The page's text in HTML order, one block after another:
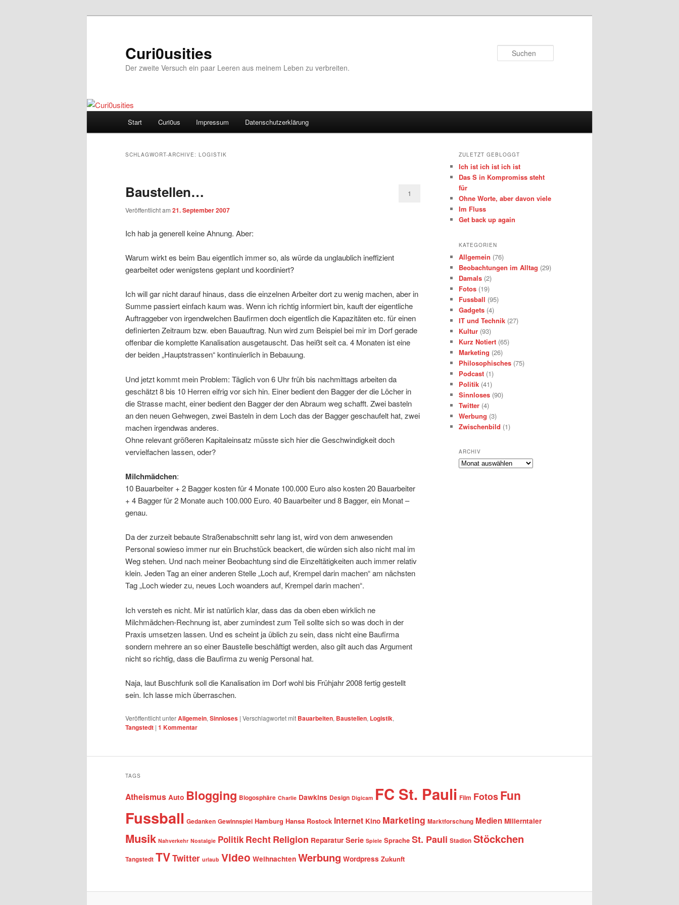
Curi0usities
Der zweite Versuch ein paar Leeren aus meinem Leben zu verbreiten.
Start Curi0us Impressum Datenschutzerklärung
SCHLAGWORT-ARCHIVE: LOGISTIK
Baustellen…
Veröffentlicht am 21. September 2007
1
Ich hab ja generell keine Ahnung. Aber:
Warum wirkt es beim Bau eigentlich immer so, als würde da unglaublich ineffizient
gearbeitet oder wenigstens geplant und koordiniert?
Ich will gar nicht darauf hinaus, dass die einzelnen Arbeiter dort zu wenig machen, aber in
Summe passiert einfach kaum was. Wenn ich richtig informiert bin, kauft der eigentliche
Auftraggeber von irgendwelchen Baufirmen doch eigentlich die Kapazitäten etc. für einen
definierten Zeitraum bzw. eben Bauauftrag. Nun wird zum Beispiel bei mir im Dorf gerade
offenbar die komplette Kanalisation ausgetauscht. Das heißt seit ca. 4 Monaten ist eine
der beiden „Hauptstrassen“ kontinuierlich in Bebauung.
Und jetzt kommt mein Problem: Täglich von 6 Uhr früh bis nachmittags arbeiten da
geschätzt 8 bis 10 Herren eifrig vor sich hin. Einer bedient den Bagger der die Löcher in
die Strasse macht, einer bedient den Bagger der den Abraum weg schafft. Zwei basteln
an den neuen Gehwegen, zwei Basteln in dem Loch das der Bagger geschaufelt hat, zwei
machen irgendwas anderes.
Ohne relevant größeren Kapitaleinsatz müsste sich hier die Geschwindigkeit doch
vervielfachen lassen, oder?
Milchmädchen:
10 Bauarbeiter + 2 Bagger kosten für 4 Monate 100.000 Euro also kosten 20 Bauarbeiter
+ 4 Bagger für 2 Monate auch 100.000 Euro. 40 Bauarbeiter und 8 Bagger, ein Monat –
genau.
Da der zurzeit bebaute Straßenabschnitt sehr lang ist, wird von dem anwesenden
Personal sowieso immer nur ein Bruchstück beackert, die würden sich also nicht mal im
Weg stehen. Und nach meiner Beobachtung sind die Einzeltätigkeiten auch immer relativ
klein. Jeden Tag an einer anderen Stelle „Loch auf, Krempel darin machen“ am nächsten
Tag „Loch wieder zu, neues Loch woanders auf, Krempel darin machen“.
Ich versteh es nicht. Mir ist natürlich klar, dass das da oben eben wirklich ne
Milchmädchen-Rechnung ist, aber zumindest zum Teil sollte sich so was doch in der
Praxis umsetzen lassen. Und es scheint ja üblich zu sein, dass nicht eine Baufirma
sondern mehrere an so einer Baustelle beschäftigt werden, also gilt auch das Argument
nicht so richtig, dass die Baufirma zu wenig Personal hat.
Naja, laut Buschfunk soll die Kanalisation im Dorf wohl bis Frühjahr 2008 fertig gestellt
sein. Ich lasse mich überraschen.
Veröffentlicht unterAllgemein, Sinnloses | Verschlagwortet mit Bauarbeiten, Baustellen, Logistik,
Tangstedt | 1 Kommentar
ZULETZT GEBLOGGT
Ich ist ich ist ich ist
Das S in Kompromiss steht
für
Ohne Worte, aber davon viele
Im Fluss
Get back up again
KATEGORIEN
Allgemein (76)
Beobachtungen im Alltag (29)
Damals (2)
Fotos (19)
Fussball (95)
Gadgets (4)
IT und Technik (27)
Kultur (93)
Kurz Notiert (65)
Marketing (26)
Philosophisches (75)
Podcast (1)
Politik (41)
Sinnloses (90)
Twitter (4)
Werbung (3)
Zwischenbild (1)
ARCHIV
Archiv
TAGS
Atheismus Auto Blogging Blogosphäre Charlie Dawkins Design Digicam FC St. Pauli Film FotosFun
Fussball Gedanken Gewinnspiel Hamburg Hansa Rostock Internet Kino Marketing Marktforschung Medien Millerntaler
Musik Nahverkehr Nostalgie Politik Recht Religion Reparatur Serie Spiele Sprache St. Pauli Stadion Stöckchen
Tangstedt TVTwitter urlaub Video Weihnachten Werbung Wordpress Zukunft